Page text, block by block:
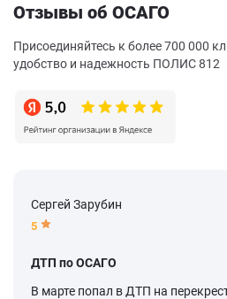
Отзывы об ОСАГО
Присоединяйтесь к более 700 000
удобство и надежность ПОЛИС 812
Сергей Зарубин
5
ДТП по ОСАГО
В марте попал в ДТП на